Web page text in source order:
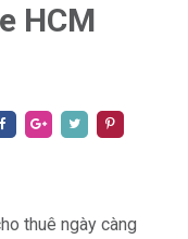
HCM
thuê ngày càng